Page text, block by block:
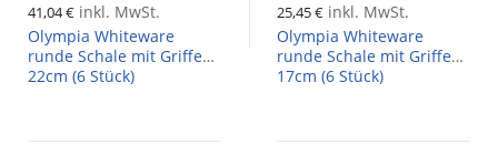
41,04 € inkl. MwSt.
Olympia Whiteware
runde Schale mit Griffen
22cm (6 Stück)
25,45 € inkl. MwSt.
Olympia Whiteware
runde Schale mit Griffen
17cm (6 Stück)